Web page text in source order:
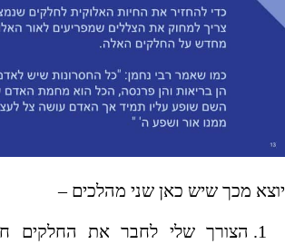
יוצא מכך שיש כאן שני מהלכים –
הצורך שלי לחבר את החלקים